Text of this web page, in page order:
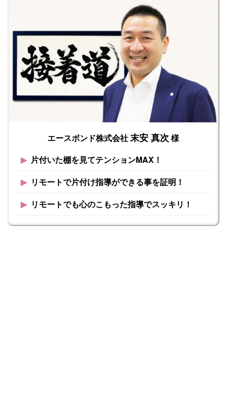
エースボンド株式会社末安 真次様
▶︎ 片付いた棚を見てテンションMAX！
▶︎ リモートで片付け指導ができる事を証明！
▶︎ リモートでも心のこもった指導でスッキリ！